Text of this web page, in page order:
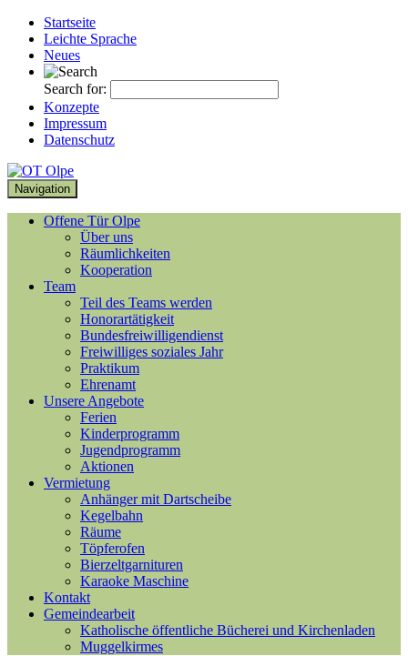
Startseite
Leichte Sprache
Neues
Search for:
Konzepte
Impressum
Datenschutz
Navigation
Offene Tür Olpe
Über uns
Räumlichkeiten
Kooperation
Team
Teil des Teams werden
Honorartätigkeit
Bundesfreiwilligendienst
Freiwilliges soziales Jahr
Praktikum
Ehrenamt
Unsere Angebote
Ferien
Kinderprogramm
Jugendprogramm
Aktionen
Vermietung
Anhänger mit Dartscheibe
Kegelbahn
Räume
Töpferofen
Bierzeltgarnituren
Karaoke Maschine
Kontakt
Gemeindearbeit
Katholische öffentliche Bücherei und Kirchenladen
Muggelkirmes